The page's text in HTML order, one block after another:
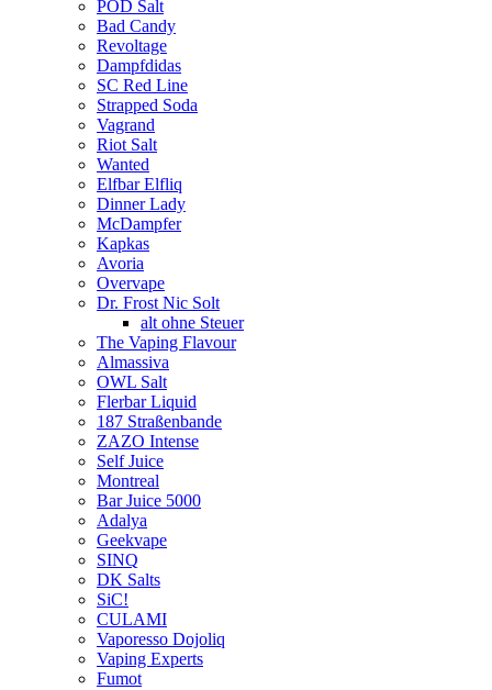
POD Salt
Bad Candy
Revoltage
Dampfdidas
SC Red Line
Strapped Soda
Vagrand
Riot Salt
Wanted
Elfbar Elfliq
Dinner Lady
McDampfer
Kapkas
Avoria
Overvape
Dr. Frost Nic Solt
alt ohne Steuer
The Vaping Flavour
Almassiva
OWL Salt
Flerbar Liquid
187 Straßenbande
ZAZO Intense
Self Juice
Montreal
Bar Juice 5000
Adalya
Geekvape
SINQ
DK Salts
SiC!
CULAMI
Vaporesso Dojoliq
Vaping Experts
Fumot